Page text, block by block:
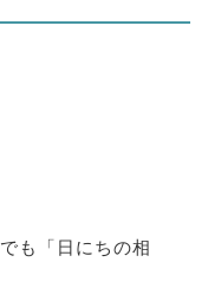
も「日にちの相